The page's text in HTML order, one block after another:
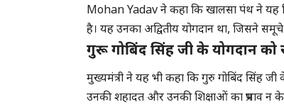
Mohan Yadav ने कहा कि खालसा पंथ ने यह
है। यह उनका अद्वितीय योगदान था, जिसने समूचे
गुरू गोबिंद सिंह जी के योगदान को
मुख्यमंत्री ने यह भी कहा कि गुरु गोबिंद सिंह
उनकी शहादत और उनकी शिक्षाओं का प्रभाव न